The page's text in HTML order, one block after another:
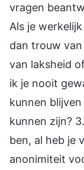
vragen
Als je
dan trouw
van laksheid
ik je nooit
kunnen
kunnen zijn?
ben, al heb je
anonimiteit